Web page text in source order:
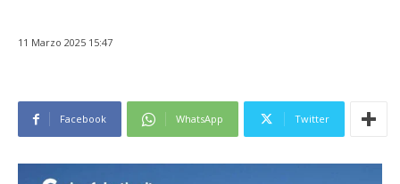
11 Marzo 2025 15:47
Facebook WhatsApp Twitter